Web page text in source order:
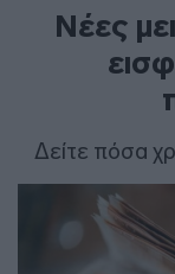
Νέες
Δείτε πόσα